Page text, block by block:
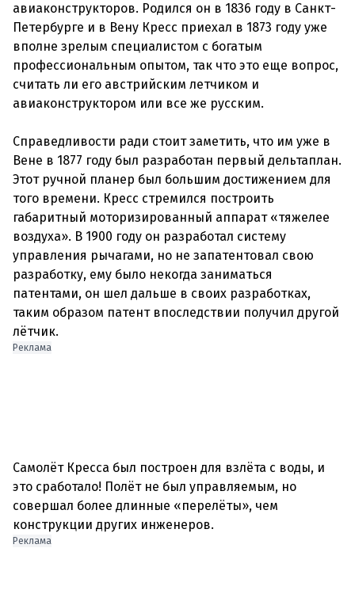
авиаконструкторов. Родился он в 1836 году в Санкт-
Петербурге и в Вену Кресс приехал в 1873 году уже
вполне зрелым специалистом с богатым
профессиональным опытом, так что это еще вопрос,
считать ли его австрийским летчиком и
авиаконструктором или все же русским.
Справедливости ради стоит заметить, что им уже в
Вене в 1877 году был разработан первый дельтаплан.
Этот ручной планер был большим достижением для
того времени. Кресс стремился построить
габаритный моторизированный аппарат «тяжелее
воздуха». В 1900 году он разработал систему
управления рычагами, но не запатентовал свою
разработку, ему было некогда заниматься
патентами, он шел дальше в своих разработках,
таким образом патент впоследствии получил другой
Реклама
Самолёт Кресса был построен для взлёта с воды, и
это сработало! Полёт не был управляемым, но
совершал более длинные «перелёты», чем
Реклама